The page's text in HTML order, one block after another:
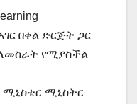
በቀል ድርጅት ጋር
የሚያስችል
ሚኒስቴር ሚኒስትር